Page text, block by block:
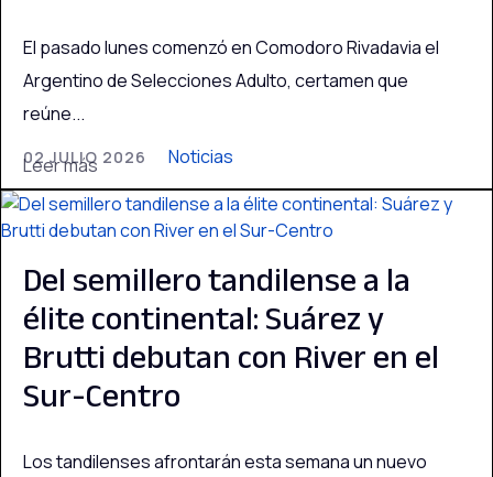
02 JULIO 2026 Noticias
El pasado lunes comenzó en Comodoro Rivadavia el
Argentino de Selecciones Adulto, certamen que
reúne...
Leer más
Del semillero tandilense a la
élite continental: Suárez y
Brutti debutan con River en el
Sur-Centro
Los tandilenses afrontarán esta semana un nuevo